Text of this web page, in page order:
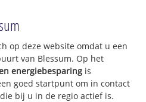
op deze website omdat u een
van Blessum. Op het
energiebesparing is
goed startpunt om in contact
bij u in de regio actief is.